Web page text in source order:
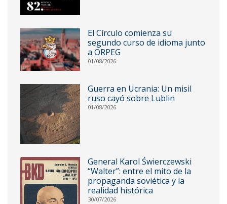
El Círculo comienza su
segundo curso de idioma junto
a ORPEG
01/08/2026
Guerra en Ucrania: Un misil
ruso cayó sobre Lublin
01/08/2026
General Karol Świerczewski
“Walter”: entre el mito de la
propaganda soviética y la
realidad histórica
30/07/2026